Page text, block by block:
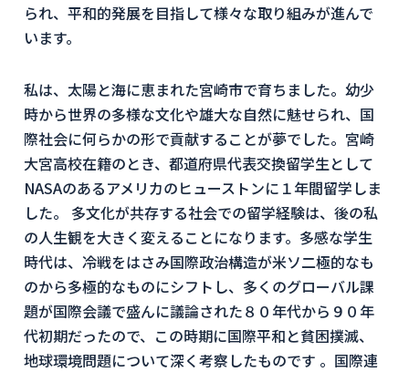
られ、平和的発展を目指して様々な取り組みが進んで
います。
私は、太陽と海に恵まれた宮崎市で育ちました。幼少
時から世界の多様な文化や雄大な自然に魅せられ、国
際社会に何らかの形で貢献することが夢でした。宮崎
大宮高校在籍のとき、都道府県代表交換留学生として
NASAのあるアメリカのヒューストンに１年間留学しま
した。 多文化が共存する社会での留学経験は、後の私
の人生観を大きく変えることになります。多感な学生
時代は、冷戦をはさみ国際政治構造が米ソ二極的なも
のから多極的なものにシフトし、多くのグローバル課
題が国際会議で盛んに議論された８０年代から９０年
代初期だったので、この時期に国際平和と貧困撲滅、
地球環境問題について深く考察したものです 。国際連